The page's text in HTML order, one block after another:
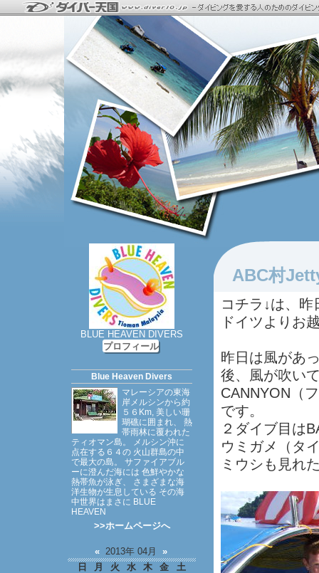
ABC村
コチラ↓は、
ドイツよりお
昨日は風があ
後、風が吹い
CANNYON（
です。
２ダイブ目は
ウミガメ（タ
ミウシも見れ
BLUE HEAVEN DIVERS
プロフィール
Blue Heaven Divers
マレーシアの東海
岸メルシンから約
５６Km, 美しい珊
瑚礁に囲まれ、 熱
帯雨林に覆われた
ティオマン島。 メルシン沖に
点在する６４の 火山群島の中
で最大の島。 サファイアブル
ーに澄んだ海には 色鮮やかな
熱帯魚が泳ぎ、 さまざまな海
洋生物が生息している その海
中世界はまさに BLUE
HEAVEN
>>ホームページへ
« 2013年 04月 »
日
月 火 水 木 金
土